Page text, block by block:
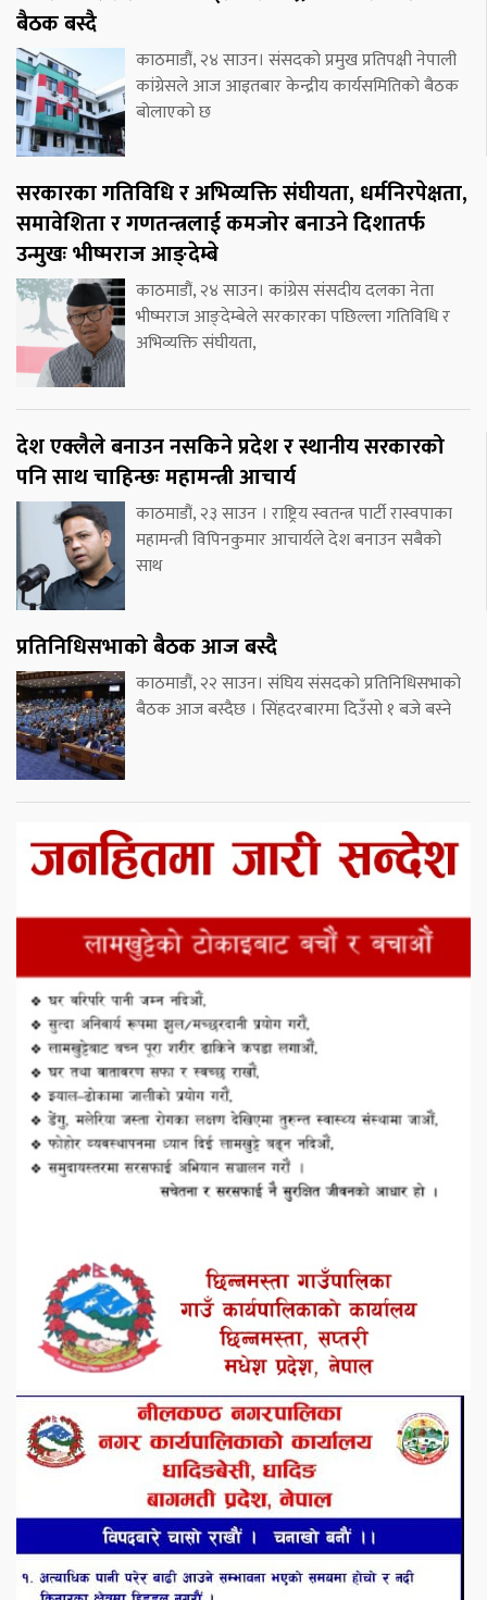
बैठक बस्दै
काठमाडौं, २४ साउन। संसदको प्रमुख प्रतिपक्षी नेपाली
कांग्रेसले आज आइतबार केन्द्रीय कार्यसमितिको बैठक
बोलाएको छ
सरकारका गतिविधि र अभिव्यक्ति संघीयता, धर्मनिरपेक्षता,
समावेशिता र गणतन्त्रलाई कमजोर बनाउने दिशातर्फ
उन्मुखः भीष्मराज आङ्देम्बे
काठमाडौं, २४ साउन। कांग्रेस संसदीय दलका नेता
भीष्मराज आङ्देम्बेले सरकारका पछिल्ला गतिविधि र
अभिव्यक्ति संघीयता,
देश एक्लैले बनाउन नसकिने प्रदेश र स्थानीय सरकारको
पनि साथ चाहिन्छः महामन्त्री आचार्य
काठमाडौं, २३ साउन । राष्ट्रिय स्वतन्त्र पार्टी रास्वपाका
महामन्त्री विपिनकुमार आचार्यले देश बनाउन सबैको
साथ
प्रतिनिधिसभाको बैठक आज बस्दै
काठमाडौं, २२ साउन। संघिय संसदको प्रतिनिधिसभाको
बैठक आज बस्दैछ । सिंहदरबारमा दिउँसो १ बजे बस्ने